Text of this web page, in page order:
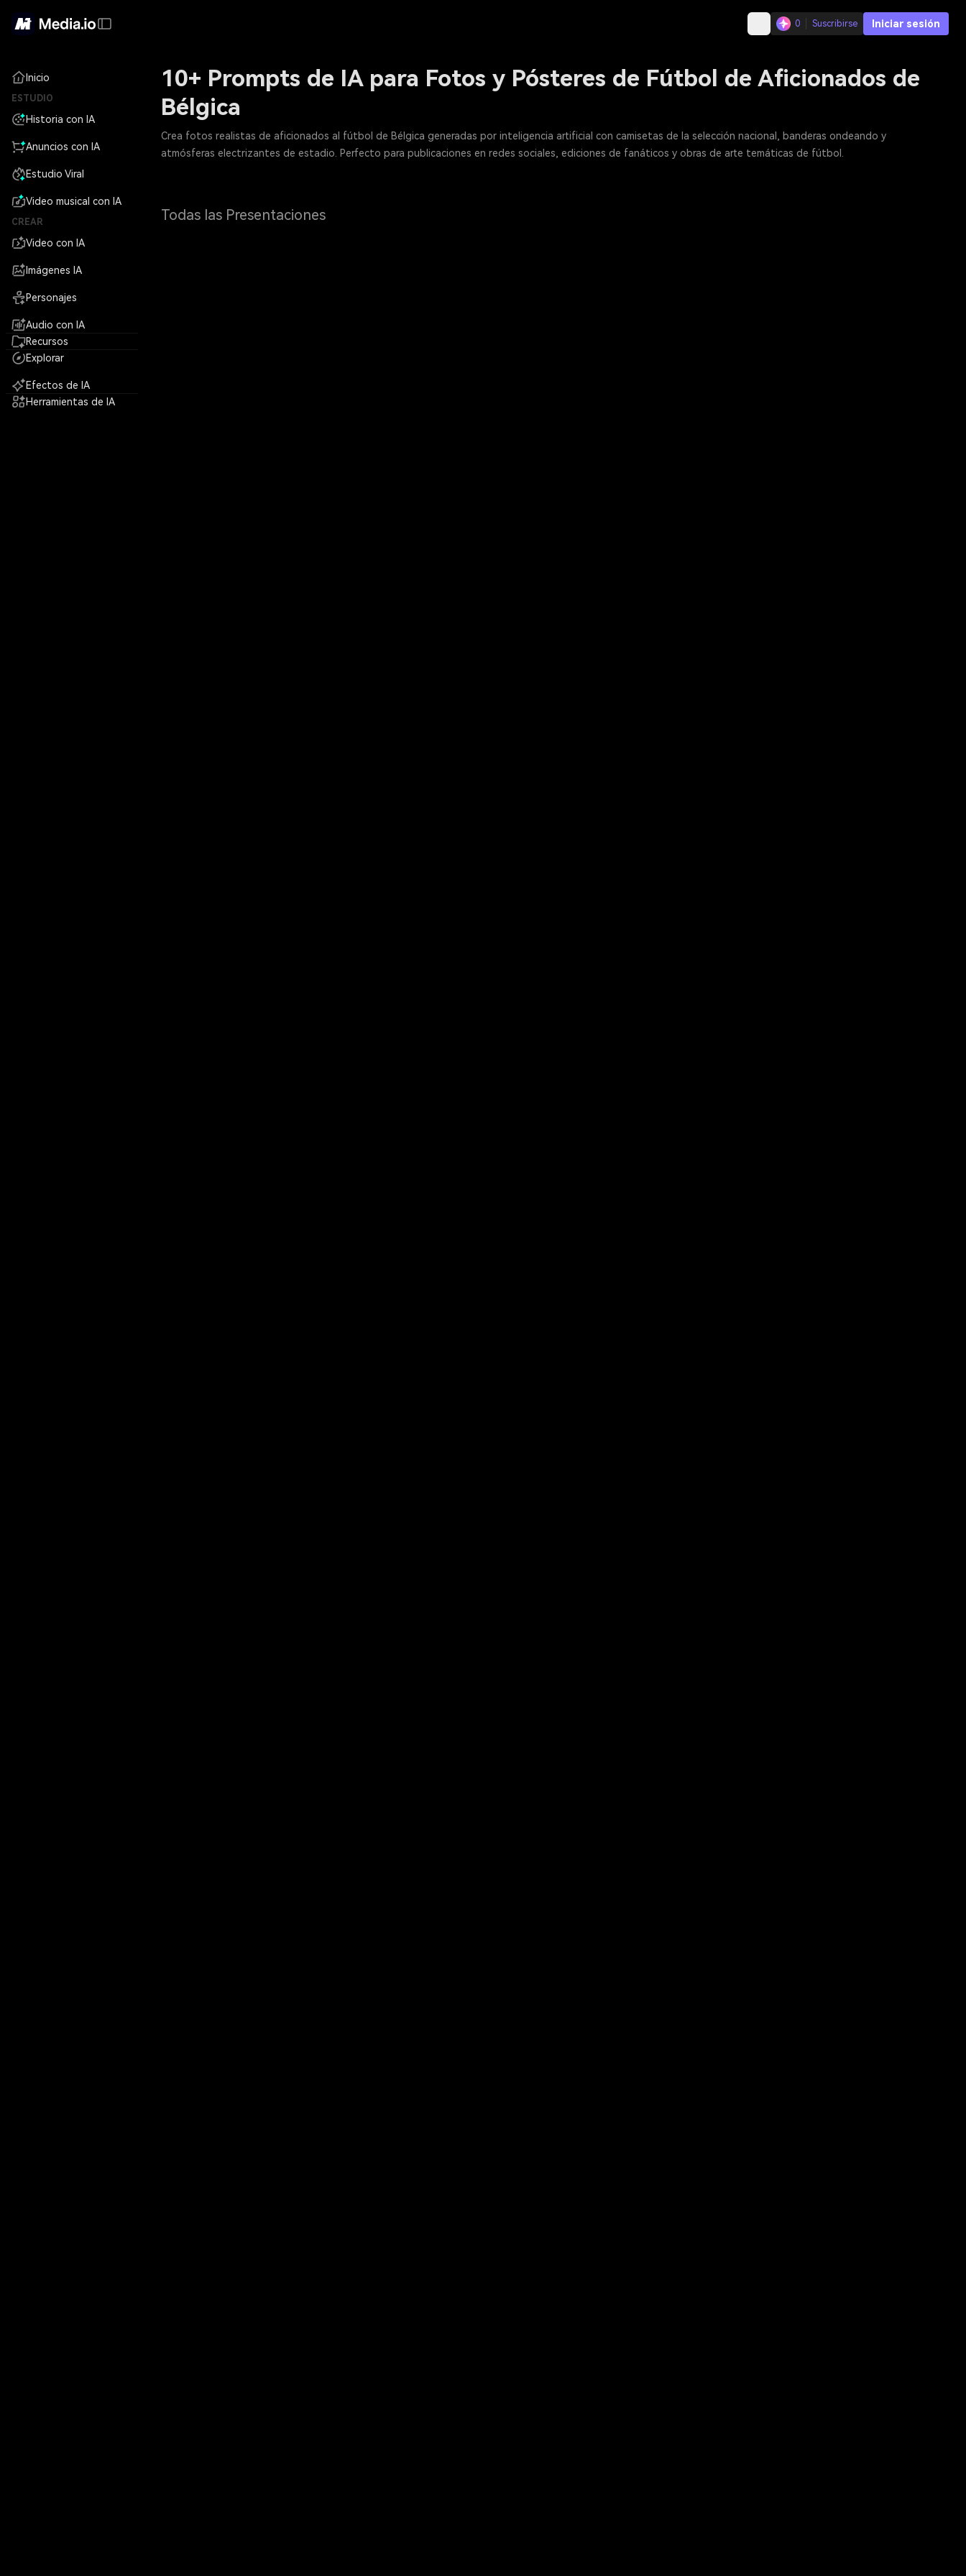
0 Suscribirse Iniciar sesión
Inicio
ESTUDIO
Historia con IA
Anuncios con IA
Estudio Viral
Video musical con IA
CREAR
Video con IA
Imágenes IA
Personajes
Audio con IA
Recursos
Explorar
Efectos de IA
Herramientas de IA
10+ Prompts de IA para Fotos y Pósteres de Fútbol de Aficionados de
Bélgica
Crea fotos realistas de aficionados al fútbol de Bélgica generadas por inteligencia artificial con camisetas de la selección nacional, banderas ondeando y
atmósferas electrizantes de estadio. Perfecto para publicaciones en redes sociales, ediciones de fanáticos y obras de arte temáticas de fútbol.
Todas las Presentaciones